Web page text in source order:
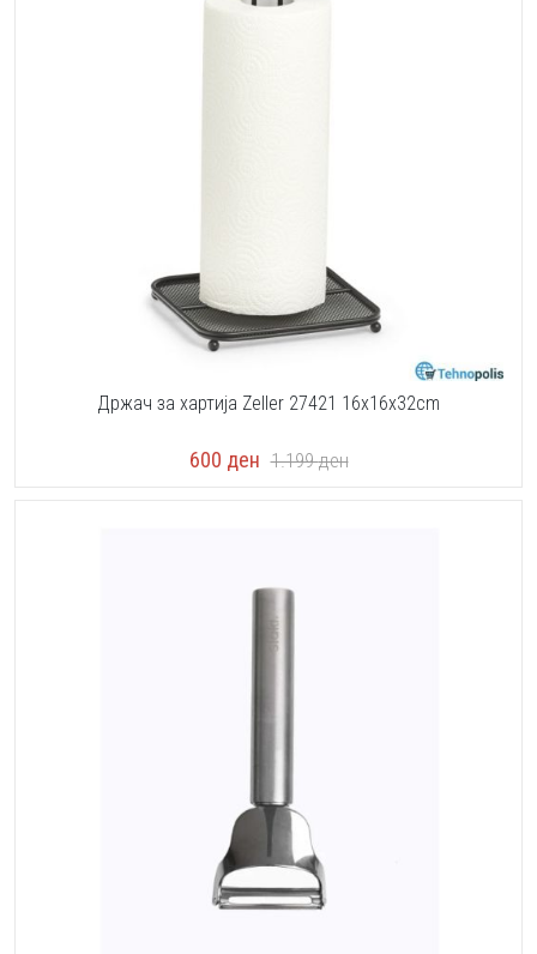
Држач за хартија Zeller 27421 16x16x32cm
600 ден 1.199ден